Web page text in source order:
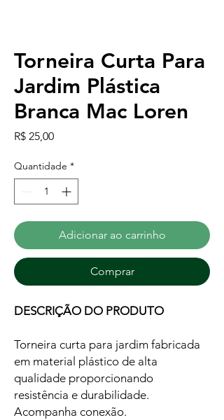
Torneira Curta Para
Jardim Plástica
Branca Mac Loren
R$ 25,00Preço
Quantidade *
Adicionar ao carrinho
Comprar
DESCRIÇÃO DO PRODUTO
Torneira curta para jardim fabricada
em material plástico de alta
qualidade proporcionando
resistência e durabilidade.
Acompanha conexão.